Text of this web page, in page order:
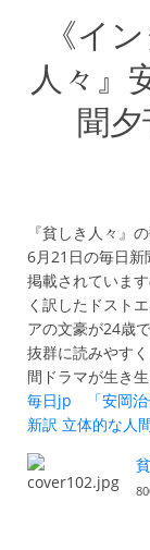
《イ
人々』
聞
『貧しき人々』
6月21日の毎日
掲載されていま
く訳したドスト
アの文豪が24歳
抜群に読みやす
間ドラマが生き
毎日jp 「安岡治
新訳 立体的な人